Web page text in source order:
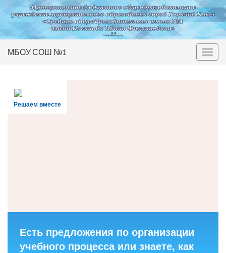
Вкл/
МБОУ СОШ №1
Решаем вместе
Есть предложения по организации
учебного процесса или знаете, как